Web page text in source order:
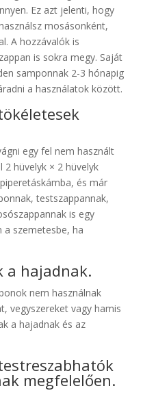
Ez azt jelenti, hogy
mosásonként,
A hozzávalók is
is sokra megy. Saját
samponnak 2-3 hónapig
a használatok között.
egy fel nem használt
hüvelyk × 2 hüvelyk
és már
testszappannak,
is egy
a szemetesbe, ha
a hajadnak.
nem használnak
vegyszereket vagy hamis
a hajadnak és az
megfelelően.